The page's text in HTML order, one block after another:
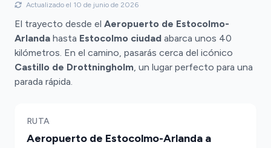
Actualizado el 10 de junio de 2026
El trayecto desde el Aeropuerto de Estocolmo-
Arlanda hasta Estocolmo ciudad abarca unos 40
kilómetros. En el camino, pasarás cerca del icónico
Castillo de Drottningholm, un lugar perfecto para una
parada rápida.
RUTA
Aeropuerto de Estocolmo-Arlanda a